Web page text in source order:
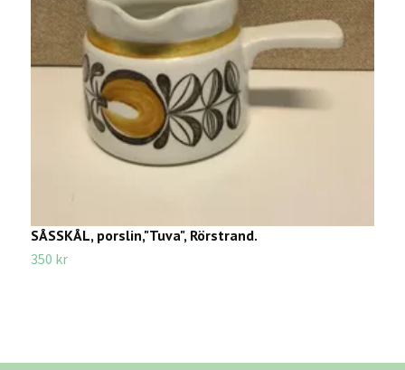
SÅSSKÅL, porslin,"Tuva", Rörstrand.
350 kr